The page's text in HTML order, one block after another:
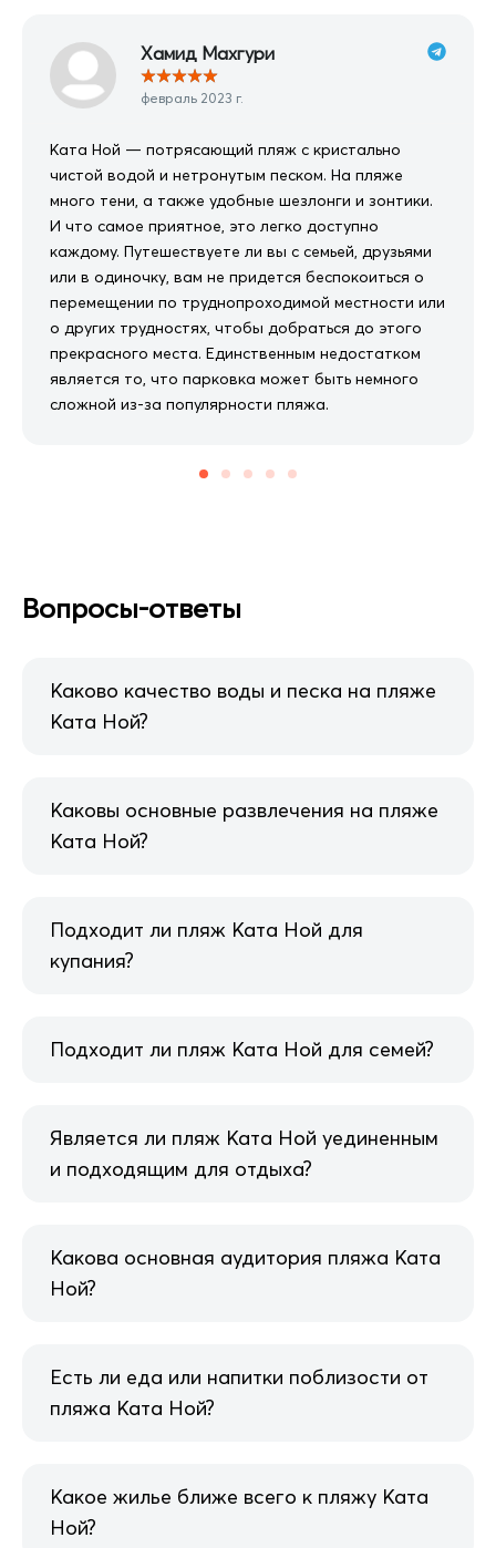
Хамид Махгури
★★★★★
февраль 2023 г.
Ката Ной — потрясающий пляж с кристально
чистой водой и нетронутым песком. На пляже
много тени, а также удобные шезлонги и зонтики.
И что самое приятное, это легко доступно
каждому. Путешествуете ли вы с семьей, друзьями
или в одиночку, вам не придется беспокоиться о
перемещении по труднопроходимой местности или
о других трудностях, чтобы добраться до этого
прекрасного места. Единственным недостатком
является то, что парковка может быть немного
сложной из-за популярности пляжа.
Вопросы-ответы
Каково качество воды и песка на пляже
Ката Ной?
Каковы основные развлечения на пляже
Ката Ной?
Подходит ли пляж Ката Ной для
купания?
Подходит ли пляж Ката Ной для семей?
Является ли пляж Ката Ной уединенным
и подходящим для отдыха?
Какова основная аудитория пляжа Ката
Ной?
Есть ли еда или напитки поблизости от
пляжа Ката Ной?
Какое жилье ближе всего к пляжу Ката
Ной?